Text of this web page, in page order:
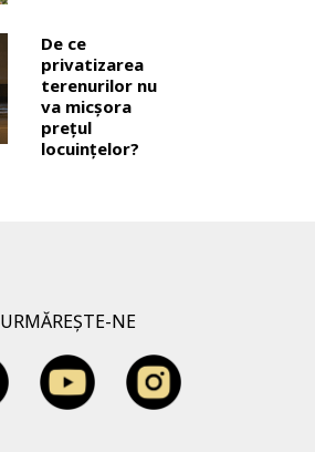
De ce
privatizarea
terenurilor nu
va micșora
prețul
locuințelor?
URMĂREȘTE-NE